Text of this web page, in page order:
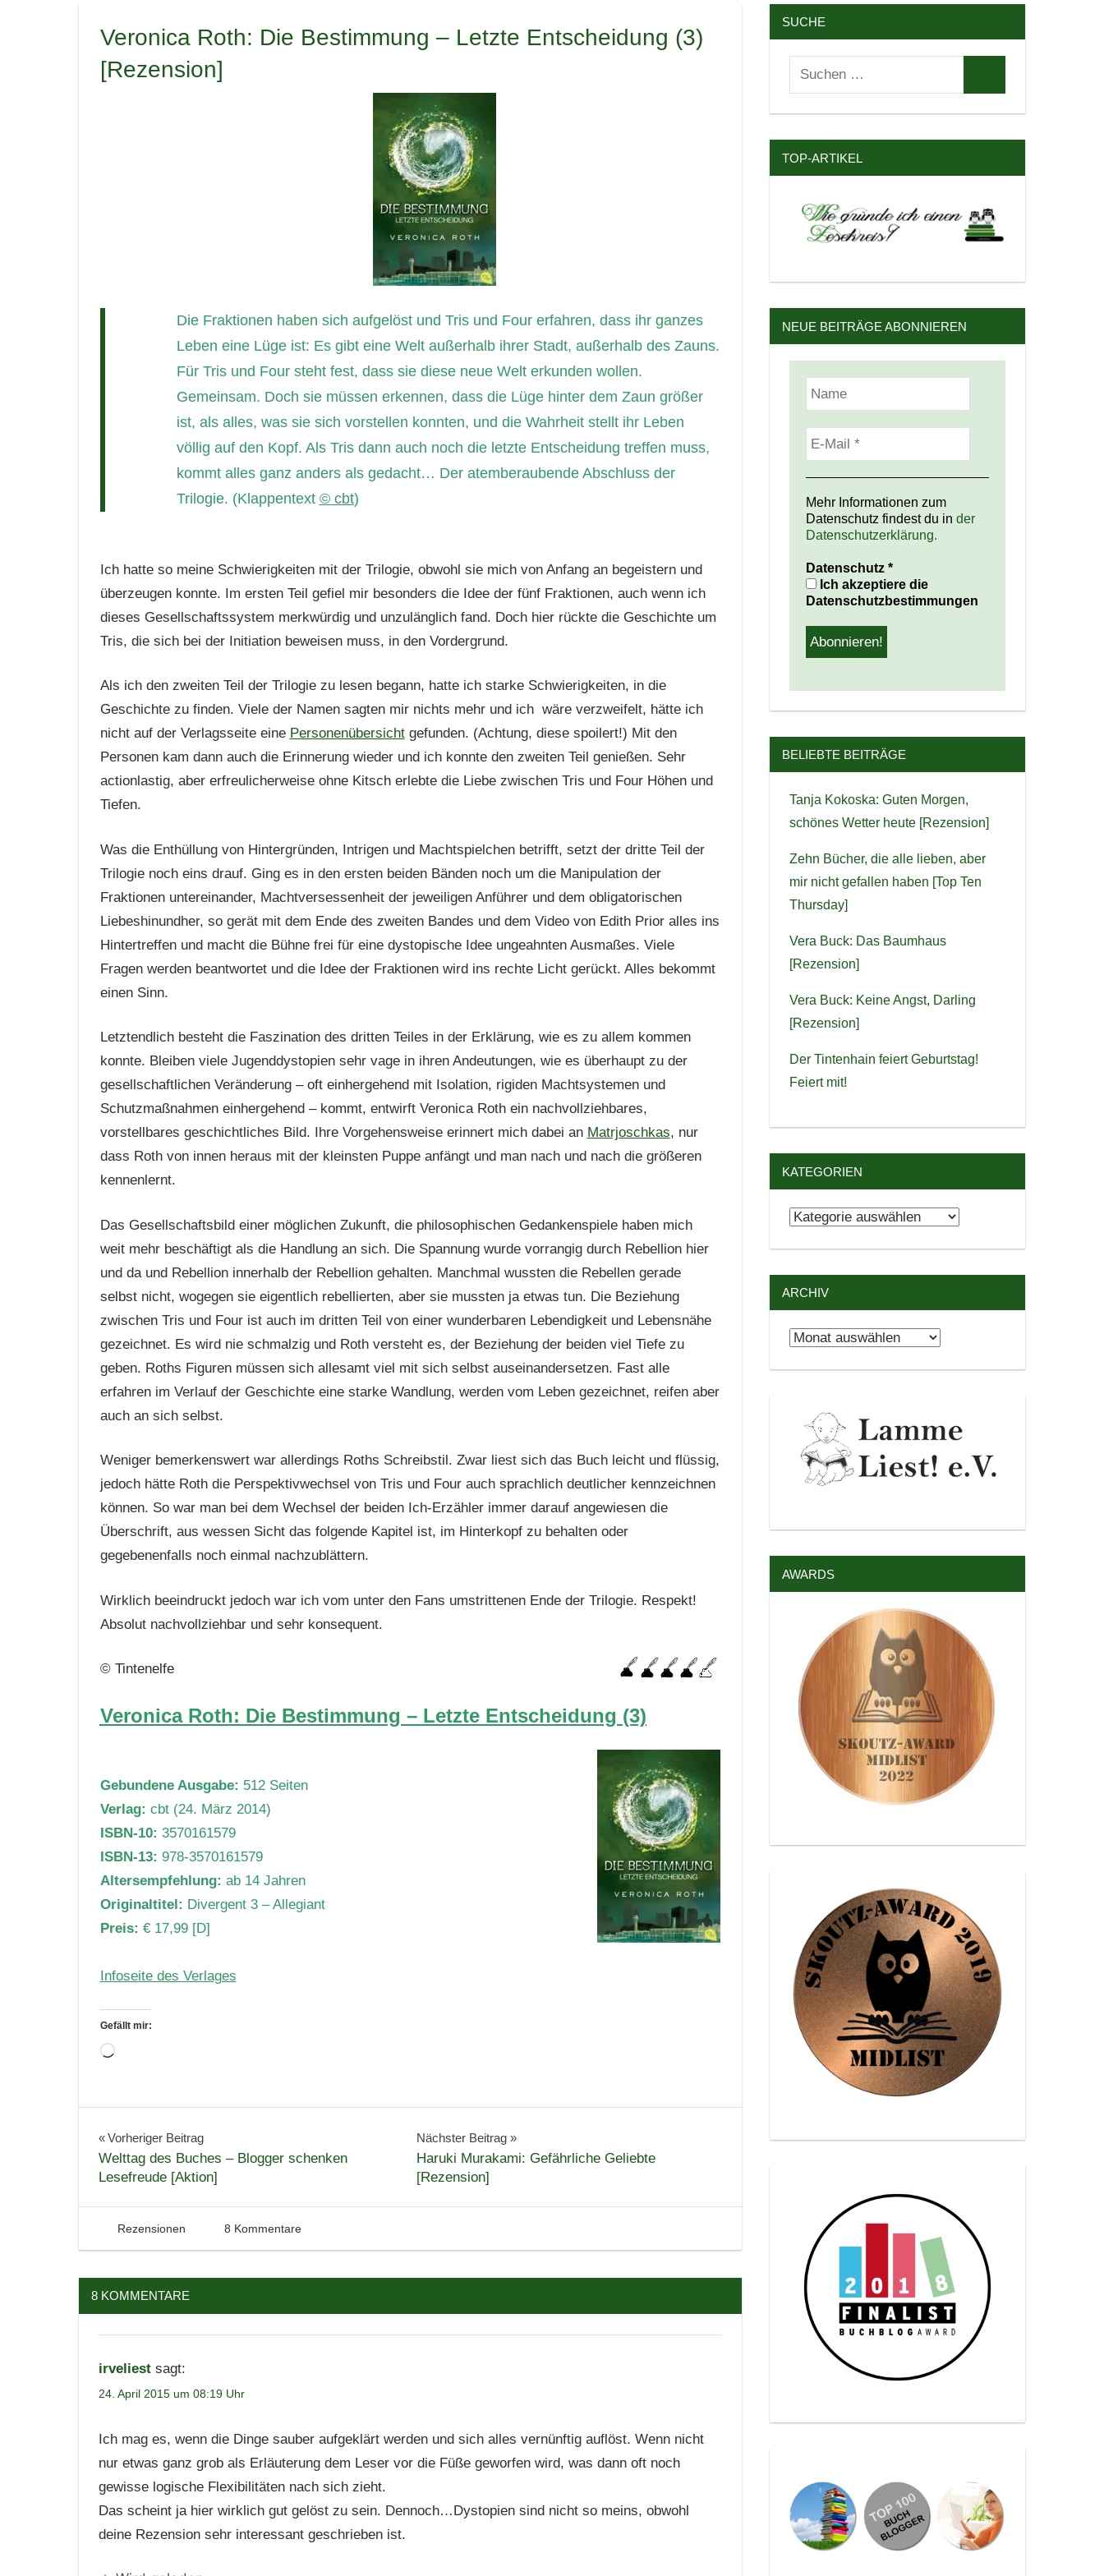
Veronica Roth: Die Bestimmung – Letzte Entscheidung (3)
[Rezension]
Die Fraktionen haben sich aufgelöst und Tris und Four erfahren, dass ihr ganzes
Leben eine Lüge ist: Es gibt eine Welt außerhalb ihrer Stadt, außerhalb des Zauns.
Für Tris und Four steht fest, dass sie diese neue Welt erkunden wollen.
Gemeinsam. Doch sie müssen erkennen, dass die Lüge hinter dem Zaun größer
ist, als alles, was sie sich vorstellen konnten, und die Wahrheit stellt ihr Leben
völlig auf den Kopf. Als Tris dann auch noch die letzte Entscheidung treffen muss,
kommt alles ganz anders als gedacht… Der atemberaubende Abschluss der
Trilogie. (Klappentext © cbt)
Ich hatte so meine Schwierigkeiten mit der Trilogie, obwohl sie mich von Anfang an begeistern und
überzeugen konnte. Im ersten Teil gefiel mir besonders die Idee der fünf Fraktionen, auch wenn ich
dieses Gesellschaftssystem merkwürdig und unzulänglich fand. Doch hier rückte die Geschichte um
Tris, die sich bei der Initiation beweisen muss, in den Vordergrund.
Als ich den zweiten Teil der Trilogie zu lesen begann, hatte ich starke Schwierigkeiten, in die
Geschichte zu finden. Viele der Namen sagten mir nichts mehr und ich wäre verzweifelt, hätte ich
nicht auf der Verlagsseite eine Personenübersichtgefunden. (Achtung, diese spoilert!) Mit den
Personen kam dann auch die Erinnerung wieder und ich konnte den zweiten Teil genießen. Sehr
actionlastig, aber erfreulicherweise ohne Kitsch erlebte die Liebe zwischen Tris und Four Höhen und
Tiefen.
Was die Enthüllung von Hintergründen, Intrigen und Machtspielchen betrifft, setzt der dritte Teil der
Trilogie noch eins drauf. Ging es in den ersten beiden Bänden noch um die Manipulation der
Fraktionen untereinander, Machtversessenheit der jeweiligen Anführer und dem obligatorischen
Liebeshinundher, so gerät mit dem Ende des zweiten Bandes und dem Video von Edith Prior alles ins
Hintertreffen und macht die Bühne frei für eine dystopische Idee ungeahnten Ausmaßes. Viele
Fragen werden beantwortet und die Idee der Fraktionen wird ins rechte Licht gerückt. Alles bekommt
einen Sinn.
Letztendlich besteht die Faszination des dritten Teiles in der Erklärung, wie es zu allem kommen
konnte. Bleiben viele Jugenddystopien sehr vage in ihren Andeutungen, wie es überhaupt zu der
gesellschaftlichen Veränderung – oft einhergehend mit Isolation, rigiden Machtsystemen und
Schutzmaßnahmen einhergehend – kommt, entwirft Veronica Roth ein nachvollziehbares,
vorstellbares geschichtliches Bild. Ihre Vorgehensweise erinnert mich dabei an Matrjoschkas, nur
dass Roth von innen heraus mit der kleinsten Puppe anfängt und man nach und nach die größeren
kennenlernt.
Das Gesellschaftsbild einer möglichen Zukunft, die philosophischen Gedankenspiele haben mich
weit mehr beschäftigt als die Handlung an sich. Die Spannung wurde vorrangig durch Rebellion hier
und da und Rebellion innerhalb der Rebellion gehalten. Manchmal wussten die Rebellen gerade
selbst nicht, wogegen sie eigentlich rebellierten, aber sie mussten ja etwas tun. Die Beziehung
zwischen Tris und Four ist auch im dritten Teil von einer wunderbaren Lebendigkeit und Lebensnähe
gezeichnet. Es wird nie schmalzig und Roth versteht es, der Beziehung der beiden viel Tiefe zu
geben. Roths Figuren müssen sich allesamt viel mit sich selbst auseinandersetzen. Fast alle
erfahren im Verlauf der Geschichte eine starke Wandlung, werden vom Leben gezeichnet, reifen aber
auch an sich selbst.
Weniger bemerkenswert war allerdings Roths Schreibstil. Zwar liest sich das Buch leicht und flüssig,
jedoch hätte Roth die Perspektivwechsel von Tris und Four auch sprachlich deutlicher kennzeichnen
können. So war man bei dem Wechsel der beiden Ich-Erzähler immer darauf angewiesen die
Überschrift, aus wessen Sicht das folgende Kapitel ist, im Hinterkopf zu behalten oder
gegebenenfalls noch einmal nachzublättern.
Wirklich beeindruckt jedoch war ich vom unter den Fans umstrittenen Ende der Trilogie. Respekt!
Absolut nachvollziehbar und sehr konsequent.
© Tintenelfe
Veronica Roth: Die Bestimmung – Letzte Entscheidung (3)
Gebundene Ausgabe: 512 Seiten
Verlag: cbt (24. März 2014)
ISBN-10: 3570161579
ISBN-13: 978-3570161579
Altersempfehlung: ab 14 Jahren
Originaltitel: Divergent 3 – Allegiant
Preis: € 17,99 [D]
Infoseite des Verlages
Gefällt mir:
Wird
Dystopie
Jugendbuch
Rezension
Trilogie
Beitragsnavigation
Vorheriger Beitrag
Welttag des Buches – Blogger schenken
Lesefreude [Aktion]
Nächster Beitrag
Haruki Murakami: Gefährliche Geliebte
[Rezension]
24. April 2015
Tintenhain
Rezensionen 8 Kommentare
8 KOMMENTARE
irveliest sagt:
24. April 2015 um 08:19 Uhr
Ich mag es, wenn die Dinge sauber aufgeklärt werden und sich alles vernünftig auflöst. Wenn nicht
nur etwas ganz grob als Erläuterung dem Leser vor die Füße geworfen wird, was dann oft noch
gewisse logische Flexibilitäten nach sich zieht.
Das scheint ja hier wirklich gut gelöst zu sein. Dennoch…Dystopien sind nicht so meins, obwohl
deine Rezension sehr interessant geschrieben ist.
SUCHE
Suchen
nach:
TOP-ARTIKEL
NEUE BEITRÄGE ABONNIEREN
Mehr Informationen zum
Datenschutz findest du in der
Datenschutzerklärung.
Datenschutz *
Ich akzeptiere die
Datenschutzbestimmungen
BELIEBTE BEITRÄGE
Tanja Kokoska: Guten Morgen,
schönes Wetter heute [Rezension]
Zehn Bücher, die alle lieben, aber
mir nicht gefallen haben [Top Ten
Thursday]
Vera Buck: Das Baumhaus
[Rezension]
Vera Buck: Keine Angst, Darling
[Rezension]
Der Tintenhain feiert Geburtstag!
Feiert mit!
KATEGORIEN
Kategorien
ARCHIV
Archiv
AWARDS